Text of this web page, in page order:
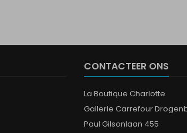
CONTACTEER ONS
La Boutique Charlotte
Gallerie Carrefour
Paul Gilsonlaan 455